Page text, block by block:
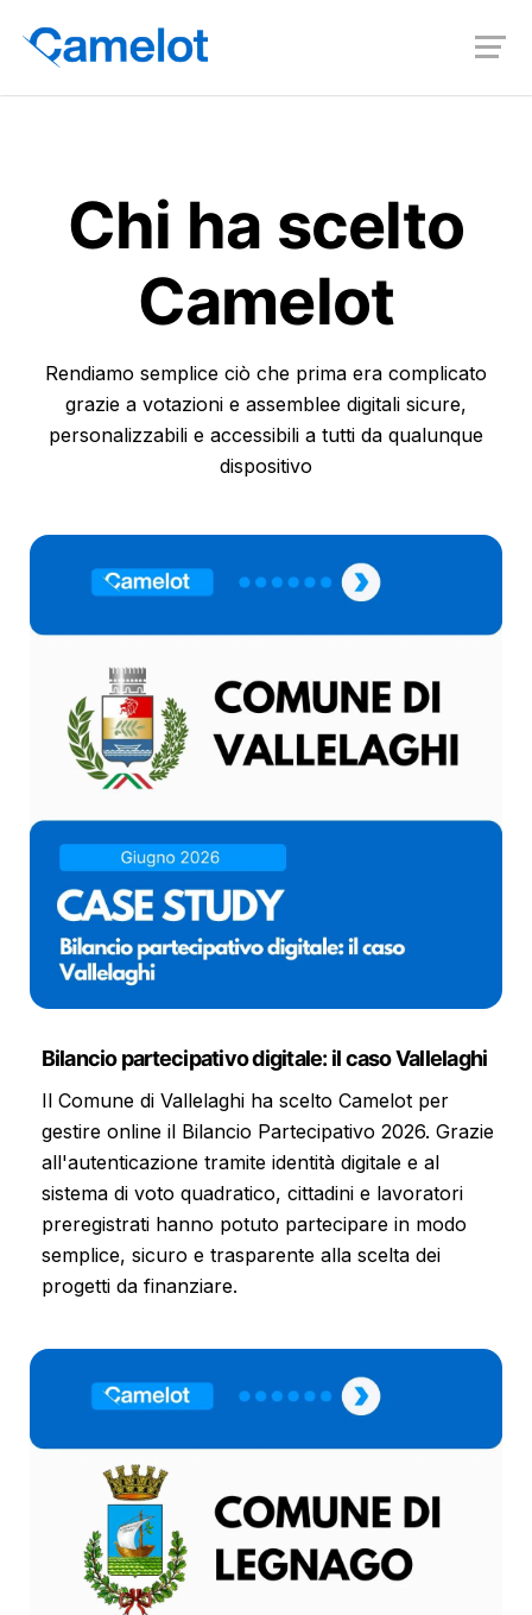
Chi ha scelto
Camelot
Rendiamo semplice ciò che prima era complicato
grazie a votazioni e assemblee digitali sicure,
personalizzabili e accessibili a tutti da qualunque
dispositivo
Bilancio partecipativo digitale: il caso Vallelaghi
Il Comune di Vallelaghi ha scelto Camelot per
gestire online il Bilancio Partecipativo 2026. Grazie
all'autenticazione tramite identità digitale e al
sistema di voto quadratico, cittadini e lavoratori
preregistrati hanno potuto partecipare in modo
semplice, sicuro e trasparente alla scelta dei
progetti da finanziare.